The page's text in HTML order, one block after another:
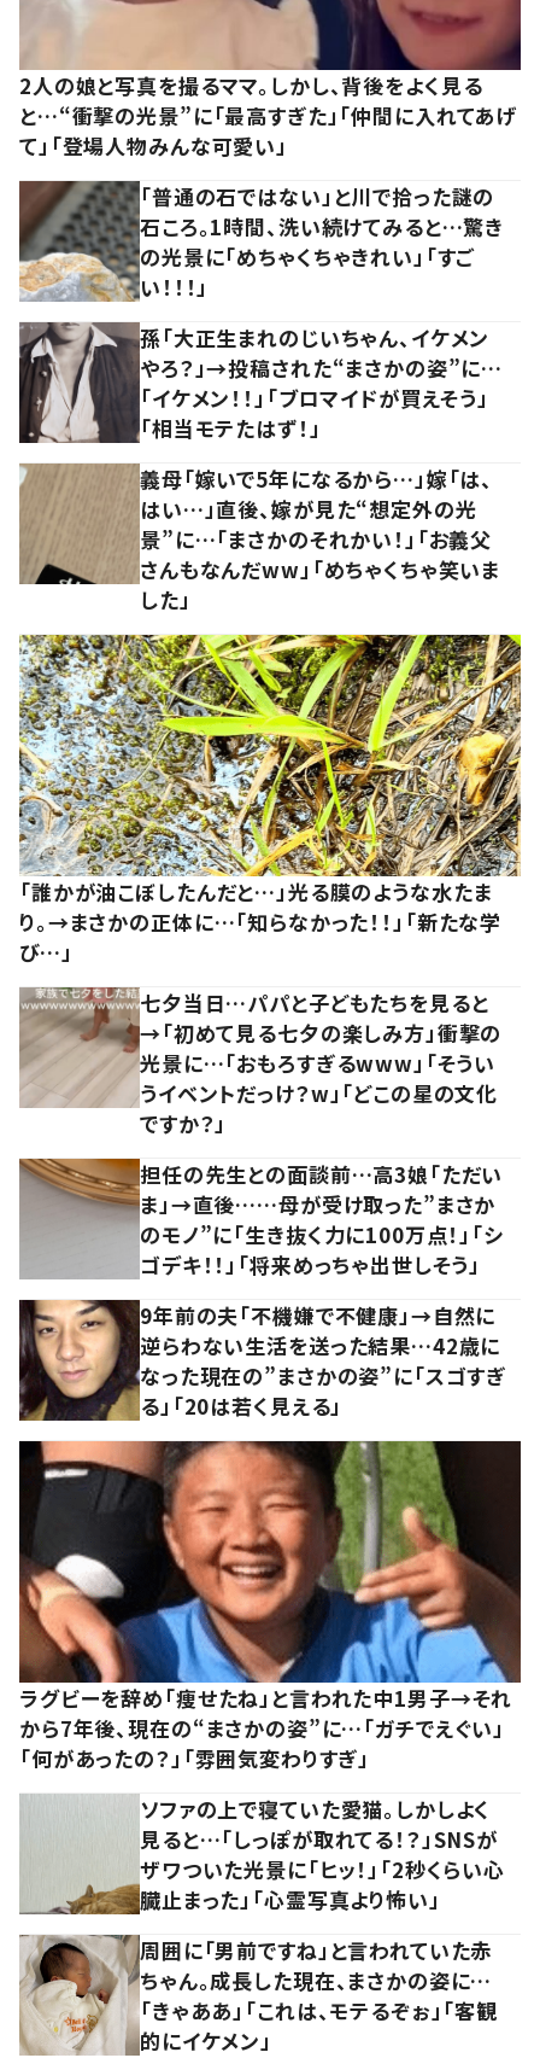
2人の娘と写真を撮るママ。しかし、背後をよく見る
と…“衝撃の光景”に「最高すぎた」「仲間に入れてあげ
て」「登場人物みんな可愛い」
「普通の石ではない」と川で拾った謎の
石ころ。1時間、洗い続けてみると…驚き
の光景に「めちゃくちゃきれい」「すご
い！！！」
孫「大正生まれのじいちゃん、イケメン
やろ？」→投稿された“まさかの姿”に…
「イケメン！！」「ブロマイドが買えそう」
「相当モテたはず！」
義母「嫁いで5年になるから…」嫁「は、
はい…」直後、嫁が見た“想定外の光
景”に…「まさかのそれかい！」「お義父
さんもなんだww」「めちゃくちゃ笑いま
した」
「誰かが油こぼしたんだと…」光る膜のような水たま
り。→まさかの正体に…「知らなかった！！」「新たな学
び…」
七夕当日…パパと子どもたちを見ると
→「初めて見る七夕の楽しみ方」衝撃の
光景に…「おもろすぎるwww」「そうい
うイベントだっけ？w」「どこの星の文化
ですか？」
担任の先生との面談前…高3娘「ただい
ま」→直後……母が受け取った”まさか
のモノ”に「生き抜く力に100万点！」「シ
ゴデキ！！」「将来めっちゃ出世しそう」
9年前の夫「不機嫌で不健康」→自然に
逆らわない生活を送った結果…42歳に
なった現在の”まさかの姿”に「スゴすぎ
る」「20は若く見える」
ラグビーを辞め「痩せたね」と言われた中1男子→それ
から7年後、現在の“まさかの姿”に…「ガチでえぐい」
「何があったの？」「雰囲気変わりすぎ」
ソファの上で寝ていた愛猫。しかしよく
見ると…「しっぽが取れてる！？」SNSが
ザワついた光景に「ヒッ！」「2秒くらい心
臓止まった」「心霊写真より怖い」
周囲に「男前ですね」と言われていた赤
ちゃん。成長した現在、まさかの姿に…
「きゃああ」「これは、モテるぞぉ」「客観
的にイケメン」